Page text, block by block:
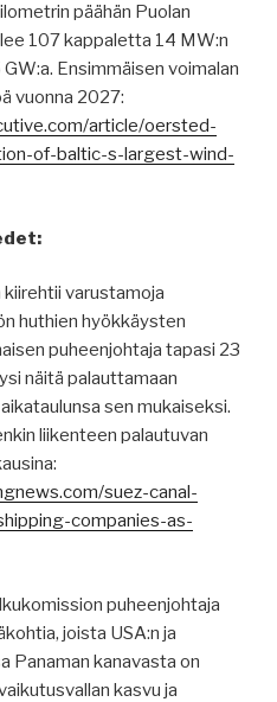
päähän Puolan
107 kappaletta 14 MW:n
Ensimmäisen voimalan
vuonna 2027:
article/oersted-
of-baltic-s-largest-wind-
kiirehtii varustamoja
huthien hyökkäysten
puheenjohtaja tapasi 23
näitä palauttamaan
sen mukaiseksi.
liikenteen palautuvan
suez-canal-
companies-as-
puheenjohtaja
joista USA:n ja
Panaman kanavasta on
kasvu ja